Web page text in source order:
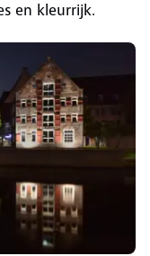
en kleurrijk.